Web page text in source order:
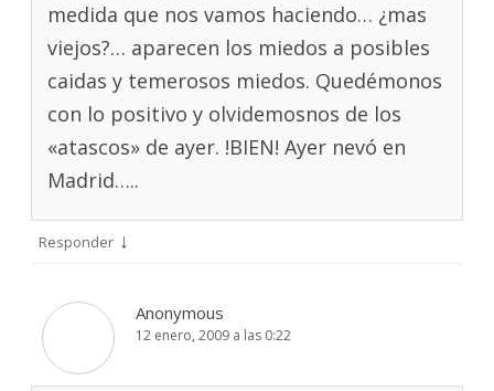
medida que nos vamos haciendo… ¿mas
viejos?… aparecen los miedos a posibles
caidas y temerosos miedos. Quedémonos
con lo positivo y olvidemosnos de los
«atascos» de ayer. !BIEN! Ayer nevó en
Madrid…..
Responder ↓
Anonymous
12 enero, 2009 a las 0:22